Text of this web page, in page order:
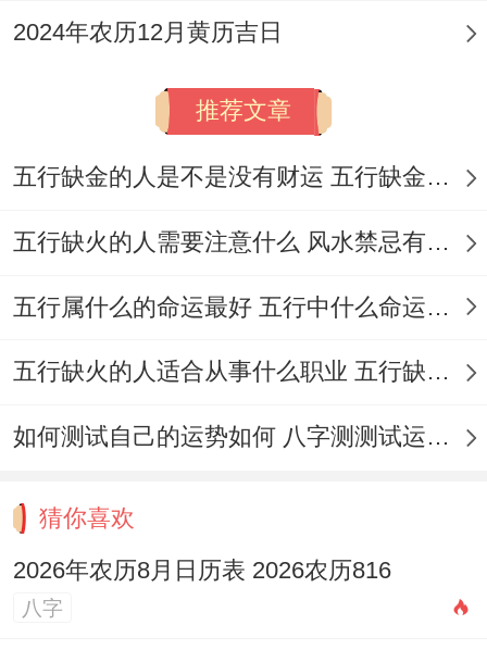
家里有人受伤出事。日支要是被合，媳妇容
跟谁不清不楚，就看日支跟哪个十神合上
含糊；跟官杀合，可能是跟有权有势的，或
者是比自己年长的人扯上关系；跟食伤合，
搭；跟财星合，八成是跟有钱人或者银行金
融圈的人不清不楚；跟印星合，可能是跟有
现好几个星抢着合，那更麻烦，说明配偶同
（1）要是流年的天干地支冲撞了八字里的
配偶星，婚姻容易出岔子。
2024年农历12月黄历吉日
推荐文章
五行缺金的人是不是没有财运 五行缺金的人命运好不好
五行缺火的人需要注意什么 风水禁忌有哪些
五行属什么的命运最好 五行中什么命运势旺盛
五行缺火的人适合从事什么职业 五行缺火的人适合从事的职业有哪些
如何测试自己的运势如何 八字测测试运运程
猜你喜欢
2026年农历8月日历表 2026农历816
八字